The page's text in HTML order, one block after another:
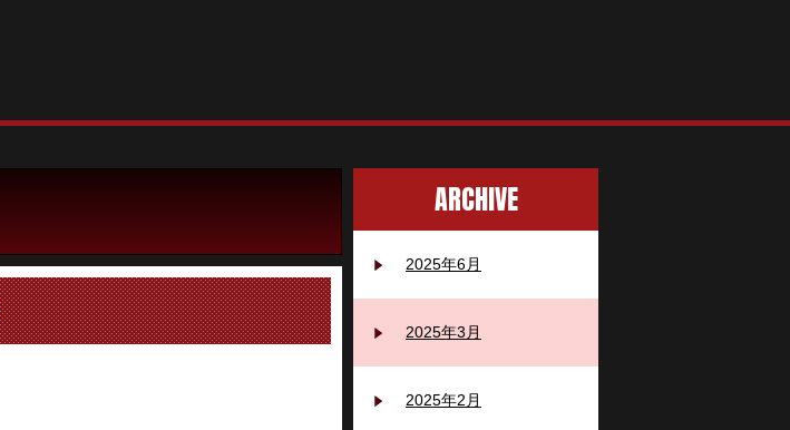
ARCHIVE
2025年6月
2025年3月
2025年2月